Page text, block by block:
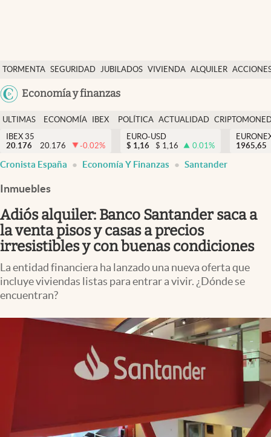
TORMENTA SEGURIDAD JUBILADOS VIVIENDA ALQUILER
USA
Colombia
Economía y finanzas
Economía y finanzas
Política
Actualidad
Criptomonedas
España
ULTIMAS
NOTICIAS
ECONOMÍA
FINANZAS
IBEX
EURO
POLÍTICA ACTUALIDAD
IBEX 35
20.176
20.176 -0.02%
EURO-USD
$ 1,16 $ 1,16 0.01%
1965,65
Cronista España Economía Y Finanzas Santander
Inmuebles
Adiós alquiler: Banco Santander saca a
la venta pisos y casas a precios
irresistibles y con buenas condiciones
La entidad financiera ha lanzado una nueva oferta que
incluye viviendas listas para entrar a vivir. ¿Dónde se
encuentran?